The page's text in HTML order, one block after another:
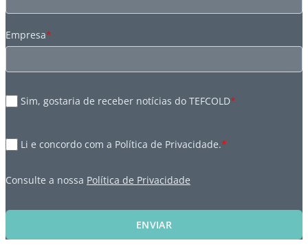
Empresa*
Sim, gostaria de receber notícias do TEFCOLD*
Li e concordo com a Política de Privacidade.*
Consulte a nossa Política de Privacidade
ENVIAR